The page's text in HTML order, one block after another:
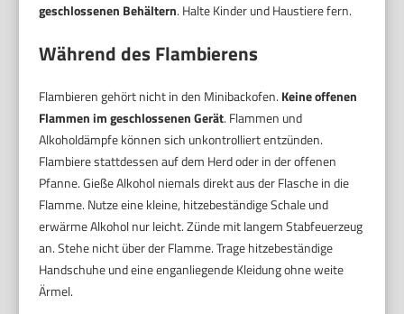
geschlossenen Behältern. Halte Kinder und Haustiere fern.
Während des Flambierens
Flambieren gehört nicht in den Minibackofen. Keine offenen
Flammen im geschlossenen Gerät. Flammen und
Alkoholdämpfe können sich unkontrolliert entzünden.
Flambiere stattdessen auf dem Herd oder in der offenen
Pfanne. Gieße Alkohol niemals direkt aus der Flasche in die
Flamme. Nutze eine kleine, hitzebeständige Schale und
erwärme Alkohol nur leicht. Zünde mit langem Stabfeuerzeug
an. Stehe nicht über der Flamme. Trage hitzebeständige
Handschuhe und eine enganliegende Kleidung ohne weite
Ärmel.